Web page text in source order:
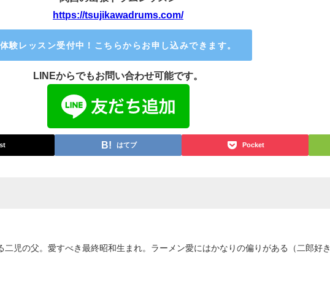
https://tsujikawadrums.com/
体験レッスン受付中！こちらからお申し込みできます。
LINEからでもお問い合わせ可能です。
はてブ Pocket
二児の父。愛すべき最終昭和生まれ。ラーメン愛にはかなりの偏りがある（二郎好き